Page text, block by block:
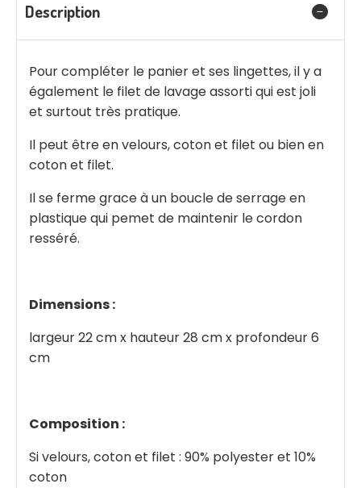
Description
Pour compléter le panier et ses lingettes, il y a
également le filet de lavage assorti qui est joli
et surtout très pratique.
Il peut être en velours, coton et filet ou bien en
coton et filet.
Il se ferme grace à un boucle de serrage en
plastique qui pemet de maintenir le cordon
resséré.
Dimensions :
largeur 22 cm x hauteur 28 cm x profondeur 6
cm
Composition :
Si velours, coton et filet : 90% polyester et 10%
coton